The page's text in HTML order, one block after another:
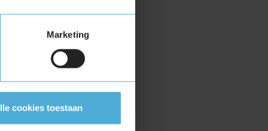
Marketing
cookies toestaan